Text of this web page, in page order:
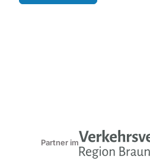
Partner im